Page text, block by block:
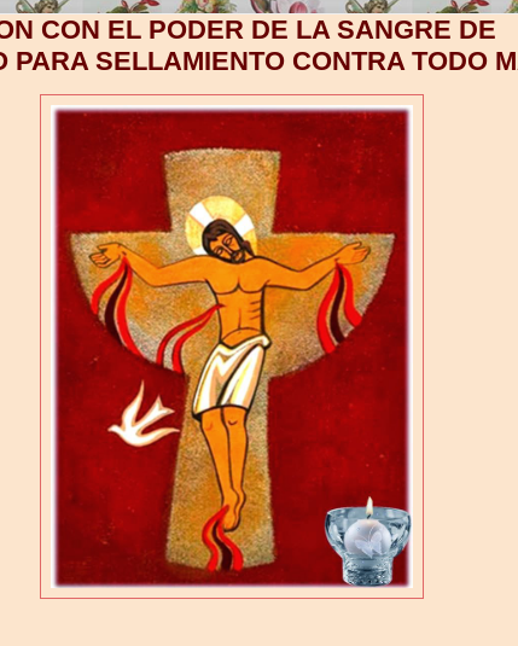
CON EL PODER DE LA SANGRE DE
PARA SELLAMIENTO CONTRA TODO